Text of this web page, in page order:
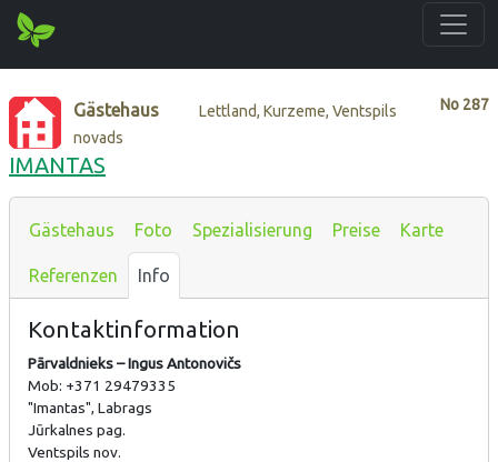
No 287
Gästehaus
Lettland, Kurzeme, Ventspils
novads
IMANTAS
Gästehaus Foto Spezialisierung Preise Karte
Referenzen Info
Kontaktinformation
Pārvaldnieks – Ingus Antonovičs
Mob: +371 29479335
"Imantas", Labrags
Jūrkalnes pag.
Ventspils nov.